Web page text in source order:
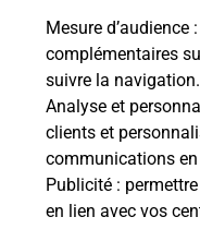
Mesure d’audience
complémentaires
suivre la navigation.
Analyse et
clients et
communications
Publicité :
en lien avec vos
Prochaine
1 Rue De Vervins
02580 Autreppes
Itinéraire